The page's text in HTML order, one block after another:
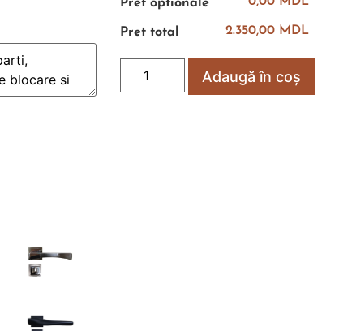
Pret optionale
Pret total 2.350,00 MDL
Adaugă în coș